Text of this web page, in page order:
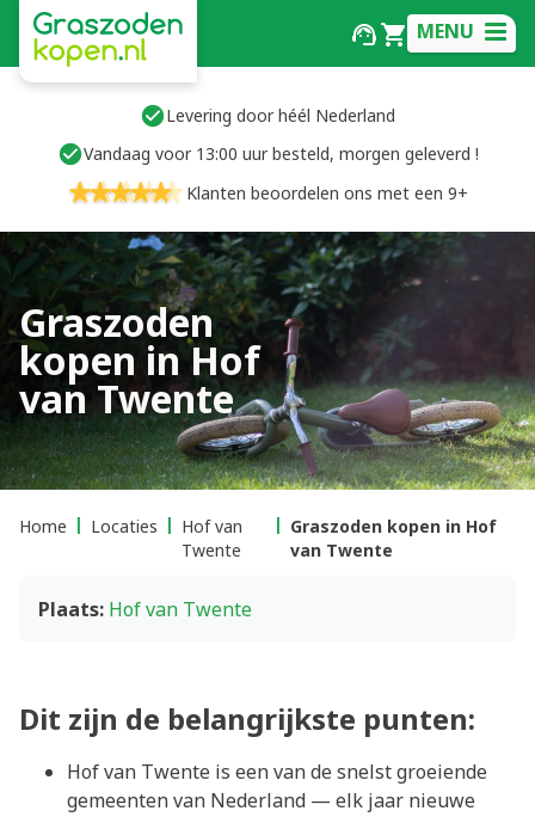
MENU
Levering door héél Nederland
Vandaag voor 13:00 uur besteld, morgen geleverd !
Klanten beoordelen ons met een 9+
Graszoden
kopen in Hof
van Twente
Home Locaties
Hof van
Twente
Graszoden kopen in Hof
van Twente
Plaats: Hof van Twente
Dit zijn de belangrijkste punten:
Hof van Twente is een van de snelst groeiende
gemeenten van Nederland — elk jaar nieuwe